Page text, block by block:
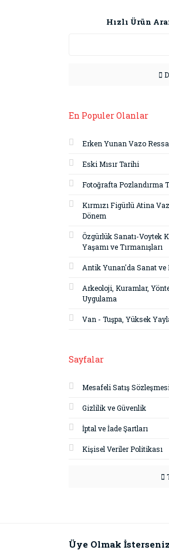
Hızlı Ürün
En Populer Olanlar
Erken Yunan Vazo
Eski Mısır Tarihi
Fotoğrafta Pozlandırma
Kırmızı Figürlü Atina
Dönem
Özgürlük Sanatı-Voytek
Yaşamı ve Tırmanışları
Antik Yunan'da Sanat ve
Arkeoloji, Kuramlar,
Uygulama
Van - Tuşpa, Yüksek
Sayfalar
Mesafeli Satış Sözleşmesi
Gizlilik ve Güvenlik
İptal ve İade Şartları
Kişisel Veriler Politikası
Üye Olmak İsterseniz